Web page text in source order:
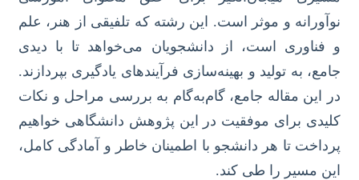
نوآورانه و موثر است. این رشته که تلفیقی از هنر، علم
و فناوری است، از دانشجویان می‌خواهد تا با دیدی
جامع، به تولید و بهینه‌سازی فرآیندهای یادگیری بپردازند.
در این مقاله جامع، گام‌به‌گام به بررسی مراحل و نکات
کلیدی برای موفقیت در این پژوهش دانشگاهی خواهیم
پرداخت تا هر دانشجو با اطمینان خاطر و آمادگی کامل،
این مسیر را طی کند.